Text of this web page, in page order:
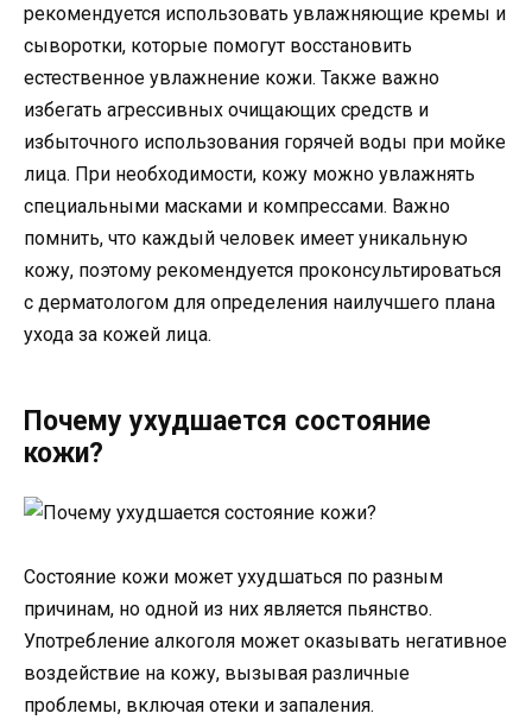
рекомендуется использовать увлажняющие кремы и
сыворотки, которые помогут восстановить
естественное увлажнение кожи. Также важно
избегать агрессивных очищающих средств и
избыточного использования горячей воды при мойке
лица. При необходимости, кожу можно увлажнять
специальными масками и компрессами. Важно
помнить, что каждый человек имеет уникальную
кожу, поэтому рекомендуется проконсультироваться
с дерматологом для определения наилучшего плана
ухода за кожей лица.
Почему ухудшается состояние
кожи?
Состояние кожи может ухудшаться по разным
причинам, но одной из них является пьянство.
Употребление алкоголя может оказывать негативное
воздействие на кожу, вызывая различные
проблемы, включая отеки и запаления.